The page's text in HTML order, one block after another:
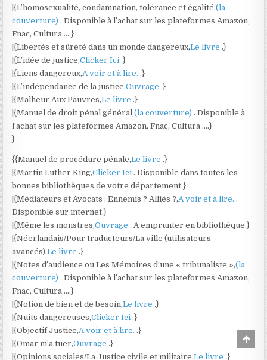
|{L’homosexualité, condamnation, tolérance et égalité,(la
couverture). Disponible à l’achat sur les plateformes Amazon,
Fnac, Cultura ….}
|{Libertés et sûreté dans un monde dangereux,Le livre.}
|{L’idée de justice,Clicker Ici.}
|{Liens dangereux,A voir et à lire..}
|{L’indépendance de la justice,Ouvrage.}
|{Malheur Aux Pauvres,Le livre.}
|{Manuel de droit pénal général,(la couverture). Disponible à
l’achat sur les plateformes Amazon, Fnac, Cultura ….}
}
{{Manuel de procédure pénale,Le livre.}
|{Martin Luther King,Clicker Ici. Disponible dans toutes les
bonnes bibliothèques de votre département.}
|{Médiateurs et Avocats : Ennemis ? Alliés ?,A voir et à lire..
Disponible sur internet.}
|{Même les monstres,Ouvrage. A emprunter en bibliothèque.}
|{Néerlandais/Pour traducteurs/La ville (utilisateurs
avancés),Le livre.}
|{Notes d’audience ou Les Mémoires d’une « tribunaliste »,(la
couverture). Disponible à l’achat sur les plateformes Amazon,
Fnac, Cultura ….}
|{Notion de bien et de besoin,Le livre.}
|{Nuits dangereuses,Clicker Ici.}
|{Objectif Justice,A voir et à lire..}
|{Omar m’a tuer,Ouvrage.}
|{Opinions sociales/La Justice civile et militaire,Le livre.}
to
Top